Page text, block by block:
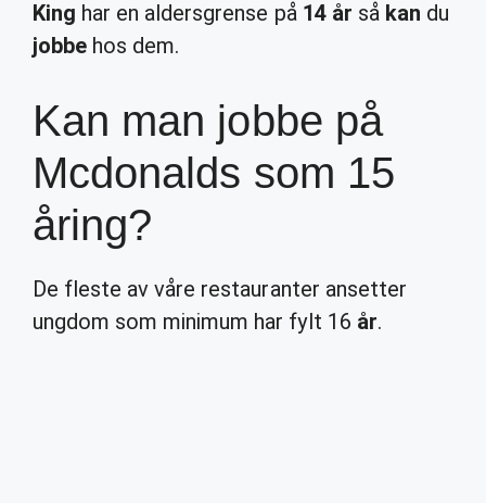
King har en aldersgrense på 14 år så kan du
jobbe hos dem.
Kan man jobbe på
Mcdonalds som 15
åring?
De fleste av våre restauranter ansetter
ungdom som minimum har fylt 16 år.